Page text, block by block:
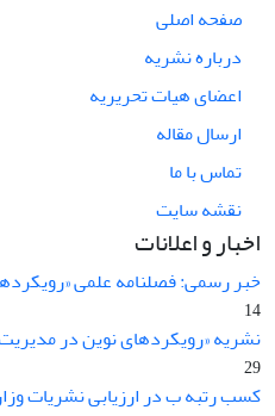
صفحه اصلی
درباره نشریه
اعضای هیات تحریریه
ارسال مقاله
تماس با ما
نقشه سایت
اخبار و اعلانات
خبر رسمی: فصلنامه علمی
14
نشریه «رویکردهای نوین در مدیریت
29
کسب رتبه ب در ارزیابی نشریات